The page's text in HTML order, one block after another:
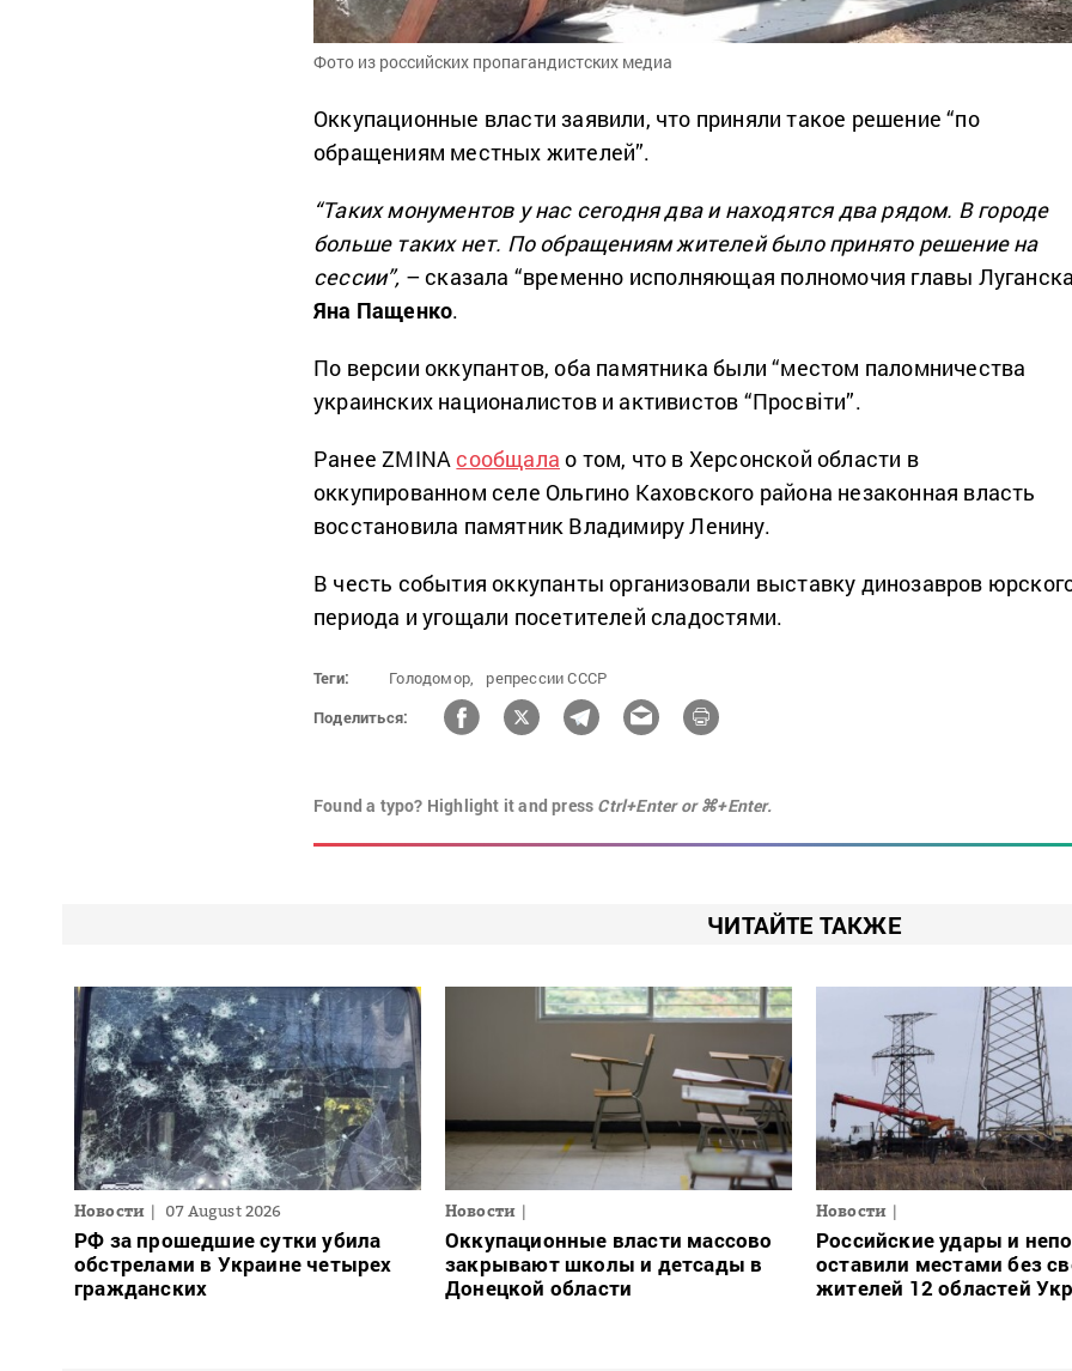
Фото из российских пропагандистских медиа
Оккупационные власти заявили, что приняли такое решение “по
обращениям местных жителей”.
“Таких монументов у нас сегодня два и находятся два рядом. В городе
больше таких нет. По обращениям жителей было принято решение на
сессии”, – сказала “временно исполняющая полномочия главы
Яна Пащенко.
По версии оккупантов, оба памятника были “местом паломничества
украинских националистов и активистов “Просвіти”.
Ранее ZMINA сообщала о том, что в Херсонской области в
оккупированном селе Ольгино Каховского района незаконная власть
восстановила памятник Владимиру Ленину.
В честь события оккупанты организовали выставку динозавров
периода и угощали посетителей сладостями.
Теги: Голодомор,
репрессии СССР
Поделиться:
Found a typo? Highlight it and press Ctrl+Enter or ⌘+Enter.
ЧИТАЙТЕ ТАКЖЕ
Новости 07 August 2026
РФ за прошедшие сутки убила
обстрелами в Украине четырех
гражданских
Новости
Оккупационные власти массово
закрывают школы и детсады в
Донецкой области
Новости
Российские удары и
оставили местами без
жителей 12 областей